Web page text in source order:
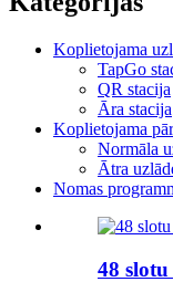
Koplietojama
TapGo
QR stacija
Āra stacija
Koplietojama
Normāla
Ātra
Nomas
48